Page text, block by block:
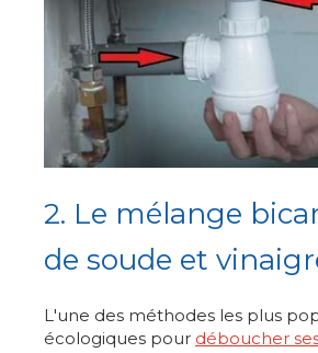
2. Le mélange
de soude et
L'une des méthodes les plus
écologiques pour déboucher